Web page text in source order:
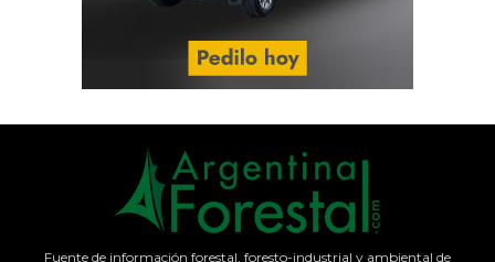
Fuente de información forestal, foresto-industrial y ambiental de